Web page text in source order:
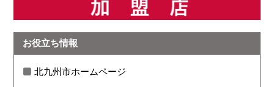
お役立ち情報
北九州市ホームページ